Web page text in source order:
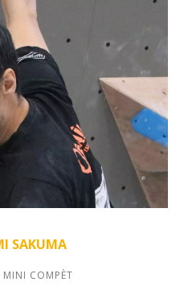
SAKUMA
MINI COMPÈT